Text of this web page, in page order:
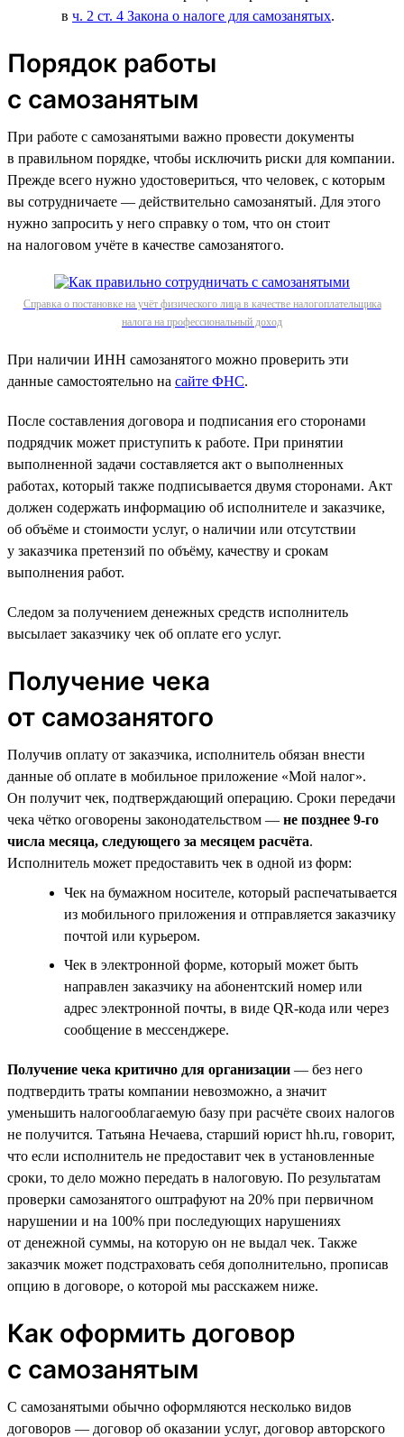
в ч. 2 ст. 4 Закона о налоге для самозанятых.
Порядок работы
с самозанятым
При работе с самозанятыми важно провести документы
в правильном порядке, чтобы исключить риски для компании.
Прежде всего нужно удостовериться, что человек, с которым
вы сотрудничаете — действительно самозанятый. Для этого
нужно запросить у него справку о том, что он стоит
на налоговом учёте в качестве самозанятого.
Справка о постановке на учёт физического лица в качестве налогоплательщика
налога на профессиональный доход
При наличии ИНН самозанятого можно проверить эти
данные самостоятельно на сайте ФНС.
После составления договора и подписания его сторонами
подрядчик может приступить к работе. При принятии
выполненной задачи составляется акт о выполненных
работах, который также подписывается двумя сторонами. Акт
должен содержать информацию об исполнителе и заказчике,
об объёме и стоимости услуг, о наличии или отсутствии
у заказчика претензий по объёму, качеству и срокам
выполнения работ.
Следом за получением денежных средств исполнитель
высылает заказчику чек об оплате его услуг.
Получение чека
от самозанятого
Получив оплату от заказчика, исполнитель обязан внести
данные об оплате в мобильное приложение «Мой налог».
Он получит чек, подтверждающий операцию. Сроки передачи
чека чётко оговорены законодательством — не позднее 9-го
числа месяца, следующего за месяцем расчёта.
Исполнитель может предоставить чек в одной из форм:
Чек на бумажном носителе, который распечатывается
из мобильного приложения и отправляется заказчику
почтой или курьером.
Чек в электронной форме, который может быть
направлен заказчику на абонентский номер или
адрес электронной почты, в виде QR-кода или через
сообщение в мессенджере.
Получение чека критично для организации — без него
подтвердить траты компании невозможно, а значит
уменьшить налогооблагаемую базу при расчёте своих налогов
не получится. Татьяна Нечаева, старший юрист hh.ru, говорит,
что если исполнитель не предоставит чек в установленные
сроки, то дело можно передать в налоговую. По результатам
проверки самозанятого оштрафуют на 20% при первичном
нарушении и на 100% при последующих нарушениях
от денежной суммы, на которую он не выдал чек. Также
заказчик может подстраховать себя дополнительно, прописав
опцию в договоре, о которой мы расскажем ниже.
Как оформить договор
с самозанятым
С самозанятыми обычно оформляются несколько видов
договоров — договор об оказании услуг, договор авторского